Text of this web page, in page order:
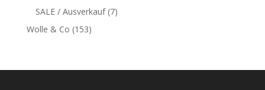
SALE / Ausverkauf (7)
Wolle & Co (153)